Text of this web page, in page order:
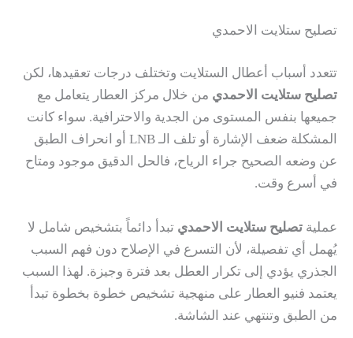
تصليح ستلايت الاحمدي
تتعدد أسباب أعطال الستلايت وتختلف درجات تعقيدها، لكن
تصليح ستلايت الاحمدي من خلال مركز العطار يتعامل مع
جميعها بنفس المستوى من الجدية والاحترافية. سواء كانت
المشكلة ضعف الإشارة أو تلف الـ LNB أو انحراف الطبق
عن وضعه الصحيح جراء الرياح، فالحل الدقيق موجود ومتاح
في أسرع وقت.
عملية تصليح ستلايت الاحمدي تبدأ دائماً بتشخيص شامل لا
يُهمل أي تفصيلة، لأن التسرع في الإصلاح دون فهم السبب
الجذري يؤدي إلى تكرار العطل بعد فترة وجيزة. لهذا السبب
يعتمد فنيو العطار على منهجية تشخيص خطوة بخطوة تبدأ
من الطبق وتنتهي عند الشاشة.